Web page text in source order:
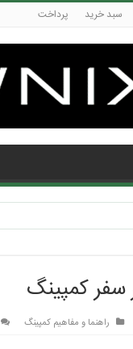
سبد خرید پرداخت
سفر کمپینگ
راهنما و مفاهیم کمپینگ